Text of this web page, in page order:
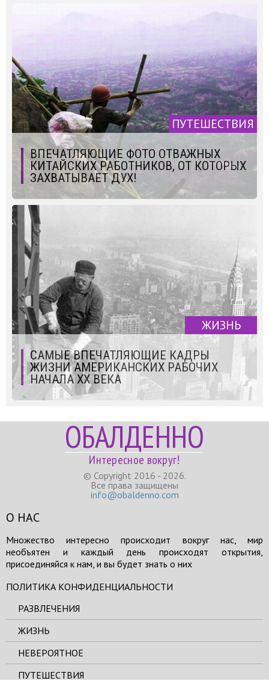
ПУТЕШЕСТВИЯ
ВПЕЧАТЛЯЮЩИЕ ФОТО ОТВАЖНЫХ
КИТАЙСКИХ РАБОТНИКОВ, ОТ КОТОРЫХ
ЗАХВАТЫВАЕТ ДУХ!
ЖИЗНЬ
CАМЫЕ ВПЕЧАТЛЯЮЩИЕ КАДРЫ
ЖИЗНИ АМЕРИКАНСКИХ РАБОЧИХ
НАЧАЛА XX ВЕКА
ОБАЛДЕННО
Интересное вокруг!
© Copyright 2016 - 2026.
Все права защищены
info@obaldenno.com
О НАС
Множество интересно происходит вокруг нас, мир
необъятен и каждый день происходят открытия,
присоединяйся к нам, и вы будет знать о них
ПОЛИТИКА КОНФИДЕНЦИАЛЬНОСТИ
РАЗВЛЕЧЕНИЯ
ЖИЗНЬ
НЕВЕРОЯТНОЕ
ПУТЕШЕСТВИЯ